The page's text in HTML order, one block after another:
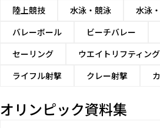
陸上競技 水泳・競泳 水泳
バレーボール
ビーチバレー
セーリング
ウエイトリフティング
ライフル射撃
クレー射撃
オリンピック資料集